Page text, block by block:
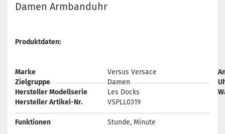
Damen Armbanduhr
Produktdaten:
Marke Versus Versace
Zielgruppe
Damen
Hersteller Modellserie
Les Docks
Hersteller Artikel-Nr.
VSPLL0319
Funktionen Stunde, Minute